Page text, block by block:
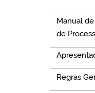
Manual
de
Regras